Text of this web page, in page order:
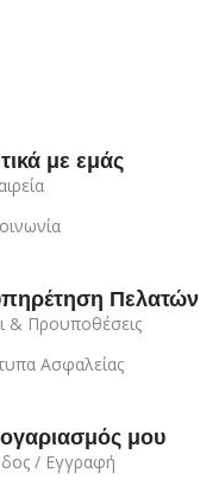
με εμάς
Πελατών
& Προυποθέσεις
Ασφαλείας
μου
/ Εγγραφή